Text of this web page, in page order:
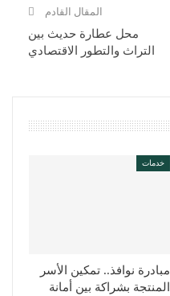
المقال القادم
محل عطارة حديث بين
التراث والتطور الاقتصادي
خدمات
مبادرة نوافذ.. تمكين الأسر
المنتجة بشراكة بين أمانة